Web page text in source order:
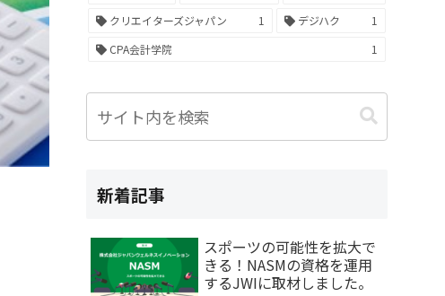
クリエイターズジャパン
1 デジハク
1
CPA会計学院
1
新着記事
スポーツの可能性を拡大で
きる！NASMの資格を運用
するJWIに取材しました。